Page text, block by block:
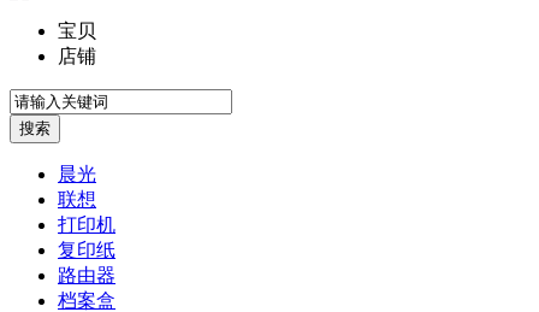
宝贝
店铺
晨光
联想
打印机
复印纸
路由器
档案盒